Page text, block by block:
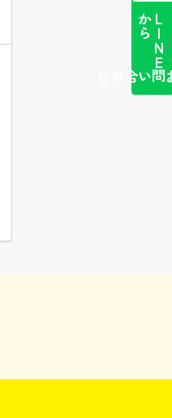
L
I
N
E
か
ら